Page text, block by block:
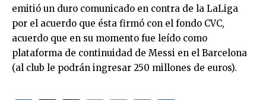
emitió un duro comunicado en contra de la LaLiga
por el acuerdo que ésta firmó con el fondo CVC,
acuerdo que en su momento fue leído como
plataforma de continuidad de Messi en el Barcelona
(al club le podrán ingresar 250 millones de euros).